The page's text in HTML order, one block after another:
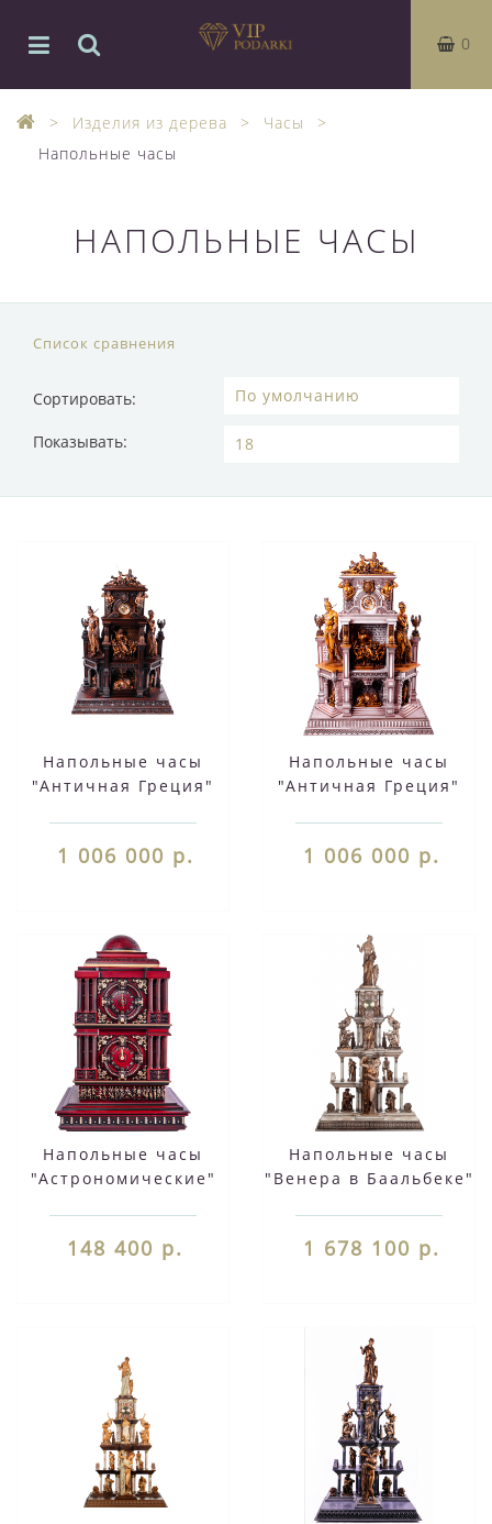
0
Изделия из дерева
Часы
Напольные часы
НАПОЛЬНЫЕ ЧАСЫ
Список сравнения
Сортировать:
Показывать:
Напольные часы
"Античная Греция"
1 006 000 р.
Напольные часы
"Античная Греция"
1 006 000 р.
Напольные часы
"Астрономические"
148 400 р.
Напольные часы
"Венера в Баальбеке"
1 678 100 р.